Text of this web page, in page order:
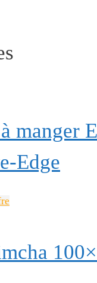
manger
Edge